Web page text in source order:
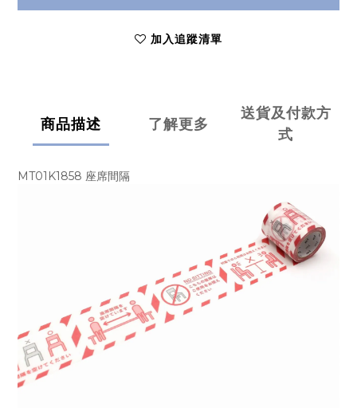
加入追蹤清單
商品描述 了解更多
送貨及付款方
式
MT01K1858 座席間隔